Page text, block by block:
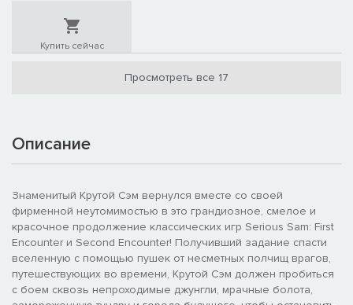
Купить сейчас
Просмотреть все 17
Описание
Знаменитый Крутой Сэм вернулся вместе со своей
фирменной неутомимостью в это грандиозное, смелое и
красочное продолжение классических игр Serious Sam: First
Encounter и Second Encounter! Получивший задание спасти
вселенную с помощью пушек от несметных полчищ врагов,
путешествующих во времени, Крутой Сэм должен пробиться
с боем сквозь непроходимые джунгли, мрачные болота,